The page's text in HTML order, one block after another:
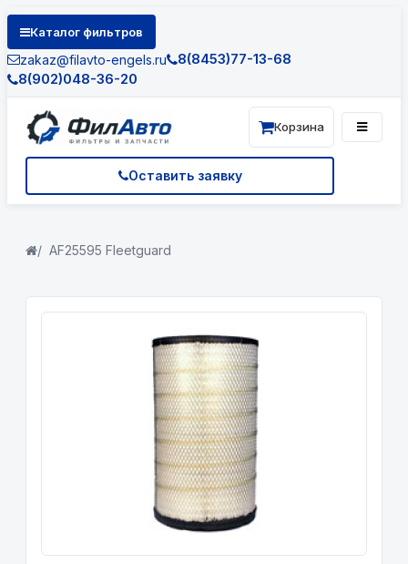
Каталог фильтров
zakaz@filavto-engels.ru
8(8453)77-13-68
8(902)048-36-20
Оставить заявку
Корзина
AF25595 Fleetguard